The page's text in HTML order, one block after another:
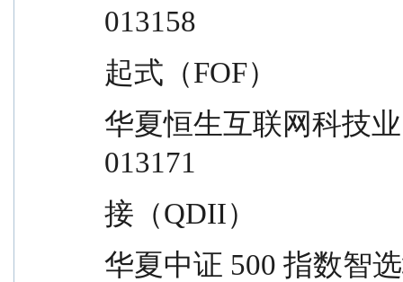
013158
起式（FOF）
华夏恒生互联网科技
013171
接（QDII）
华夏中证 500 指数智选